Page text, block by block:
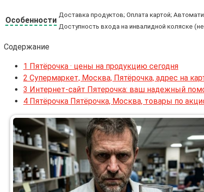
Особенности
Доставка продуктов; Оплата картой;
Доступность входа на инвалидной коляске
Содержание
1 Пятёрочка · цены на продукцию сегодня
2 Супермаркет, Москва, Пятёрочка, адрес на
3 Интернет-сайт Пятерочка: ваш надежный
4 Пятёрочка Пятёрочка, Москва, товары по